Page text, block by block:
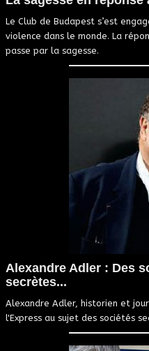
Le Club de Budapest s’est
violence dans le monde. La
passe par la sagesse.
Alexandre Adler : Des
secrètes...
Alexandre Adler, historien et
l'Express au sujet des sociétés